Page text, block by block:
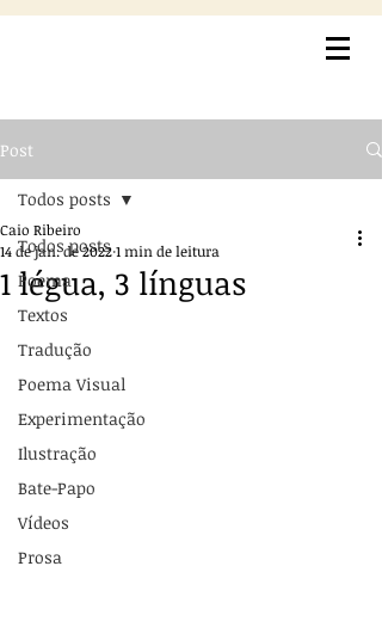
Post
Todos posts
Poema
Textos
Tradução
Poema Visual
Experimentação
Ilustração
Bate-Papo
Vídeos
Prosa
Todos posts
1 légua, 3 línguas
Caio Ribeiro
14 de jan. de 20221 min de leitura